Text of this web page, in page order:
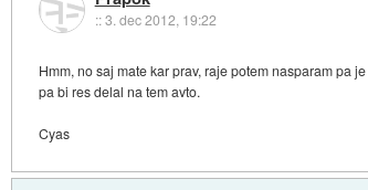
::3. dec 2012, 19:22
Hmm, no saj mate kar prav, raje potem nasparam pa
pa bi res delal na tem avto.
Cyas